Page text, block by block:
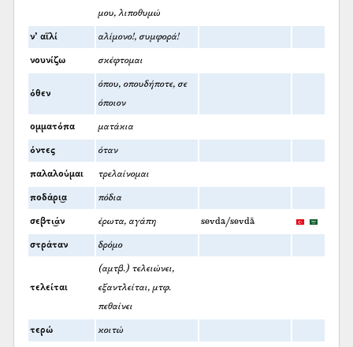
μου, λιποθυμώ
ν’ αϊλί αλίμονο!, συμφορά!
νουνίζω σκέφτομαι
όθεν
όπου, οπουδήποτε, σε
όποιον
ομματόπα ματάκια
όντες όταν
παλαλούμαι τρελαίνομαι
ποδάρι͜α πόδια
σεβτι͜άν έρωτα, αγάπη sevda/sevdā
στράταν δρόμο
τελείται
(αμτβ.) τελειώνει,
εξαντλείται, μτφ.
πεθαίνει
τερώ κοιτώ